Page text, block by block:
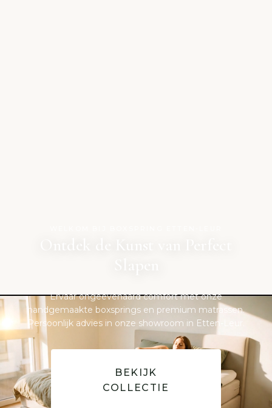
Ervaar ongeëvenaard comfort met onze
handgemaakte boxsprings en premium matrassen.
Persoonlijk advies in onze showroom in Etten-Leur.
BEKIJK
COLLECTIE